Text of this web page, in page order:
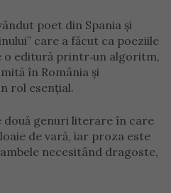
poet din Spania și
care a făcut ca poeziile
o editură printr‑un algoritm,
în România și
rol esențial.
două genuri literare în care
de vară, iar proza este
necesitând dragoste,